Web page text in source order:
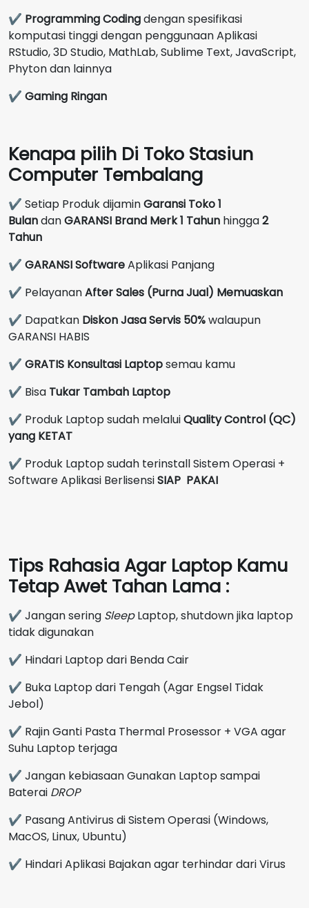
✔ Programming Codingdengan spesifikasi
komputasi tinggi dengan penggunaan Aplikasi
RStudio, 3D Studio, MathLab, Sublime Text, JavaScript,
Phyton dan lainnya
✔ Gaming Ringan
Kenapa pilih Di Toko Stasiun
Computer Tembalang
✔ Setiap Produk dijaminGaransi Toko 1
BulandanGARANSI Brand Merk1 Tahun hingga2
Tahun
✔ GARANSI SoftwareAplikasi Panjang
✔ PelayananAfter Sales (Purna Jual) Memuaskan
✔ Dapatkan Diskon Jasa Servis 50%walaupun
GARANSI HABIS
✔ GRATIS Konsultasi Laptopsemau kamu
✔ Bisa Tukar Tambah Laptop
✔ Produk Laptop sudah melaluiQuality Control (QC)
yang KETAT
✔ Produk Laptop sudah terinstall Sistem Operasi +
Software Aplikasi BerlisensiSIAP PAKAI
Tips Rahasia Agar Laptop Kamu
Tetap Awet Tahan Lama :
✔ Jangan sering SleepLaptop, shutdown jika laptop
tidak digunakan
✔ Hindari Laptop dari Benda Cair
✔ Buka Laptop dari Tengah (Agar Engsel Tidak
Jebol)
✔ Rajin Ganti Pasta Thermal Prosessor + VGA agar
Suhu Laptop terjaga
✔ Jangan kebiasaan Gunakan Laptop sampai
Baterai DROP
✔ Pasang Antivirus di Sistem Operasi (Windows,
MacOS, Linux, Ubuntu)
✔ Hindari Aplikasi Bajakan agar terhindar dari Virus